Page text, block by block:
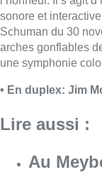
disparus
Fonds